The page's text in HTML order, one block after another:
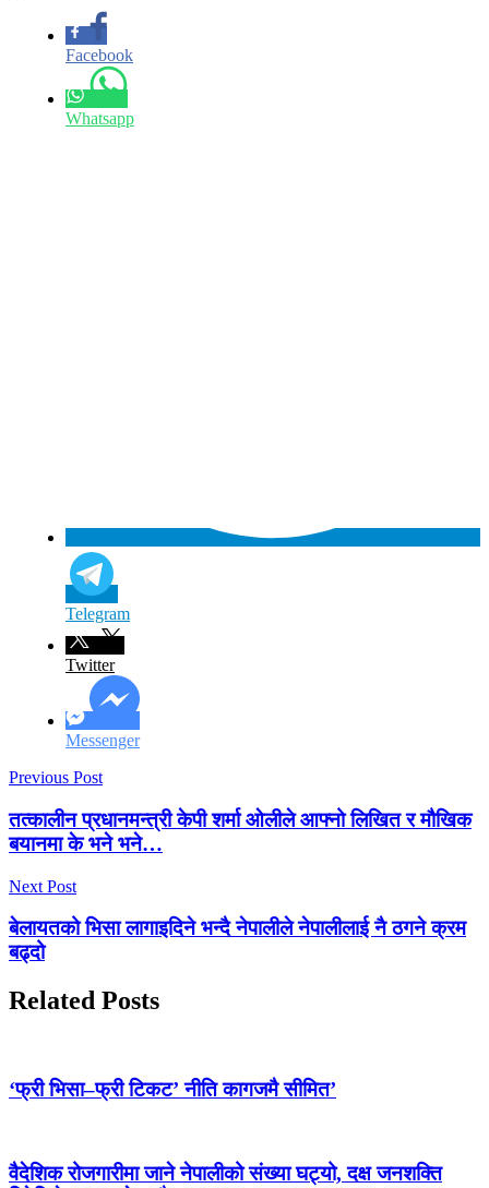
Facebook
Whatsapp
Telegram
Twitter
Messenger
Previous Post
तत्कालीन प्रधानमन्त्री केपी शर्मा ओलीले आफ्नो लिखित र मौखिक
बयानमा के भने भने…
Next Post
बेलायतको भिसा लागाइदिने भन्दै नेपालीले नेपालीलाई नै ठगने क्रम
बढ्दो
Related Posts
‘फ्री भिसा–फ्री टिकट’ नीति कागजमै सीमित’
वैदेशिक रोजगारीमा जाने नेपालीको संख्या घट्यो, दक्ष जनशक्ति